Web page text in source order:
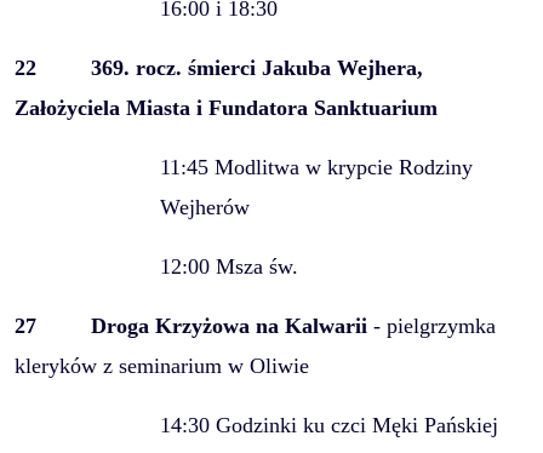
16:00 i 18:30
22
369. rocz. śmierci Jakuba Wejhera,
Założyciela Miasta i Fundatora Sanktuarium
11:45 Modlitwa w krypcie Rodziny
Wejherów
12:00 Msza św.
27 Droga Krzyżowa na Kalwarii - pielgrzymka
kleryków z seminarium w Oliwie
14:30 Godzinki ku czci Męki Pańskiej